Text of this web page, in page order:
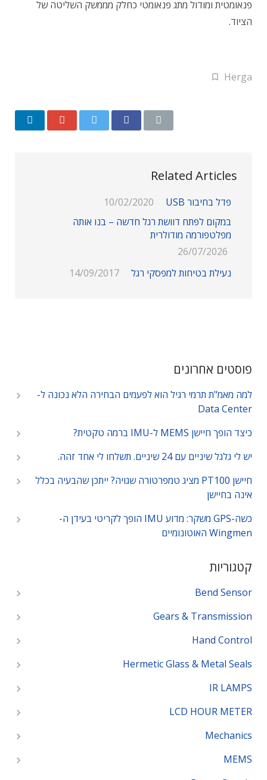
פנאומטית ומודול מתג פנאומטי כחלק מממשק השליטה של
הציוד.
Herga
Related Articles
פדל בחיבור USB
10/02/2020
במקום לפתח דוושת רגל חדשה – בנו אותה
מפלטפורמה מודולרית
26/07/2026
נעילת בטיחות למפסקי רגל
14/09/2017
פוסטים אחרונים
למה מאמ"ת תרמי רגיל הוא לפעמים הבחירה הלא נכונה ל-
Data Center
כיצד הופך חיישן MEMS ל-IMU ברמה טקטית?
יש לי גלגל שיניים עם 24 שיניים. תשלחו לי אחד זהה.
חיישן PT100 מציג טמפרטורה שגויה? ייתכן שהבעיה בכלל
אינה בחיישן
כשה-GPS משקר: מדוע IMU הופך לקריטי בעידן ה-
Wingmen האוטונומיים
קטגוריות
Bend Sensor
Gears & Transmission
Hand Control
Hermetic Glass & Metal Seals
IR LAMPS
LCD HOUR METER
Mechanics
MEMS